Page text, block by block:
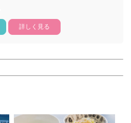
詳しく見る